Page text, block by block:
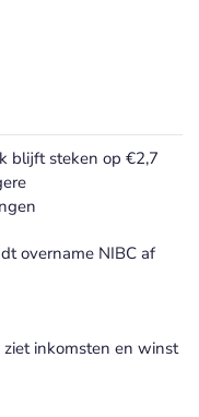
Financiële cijfers nieuws
blijft steken op €2,7
overname NIBC af
inkomsten en winst